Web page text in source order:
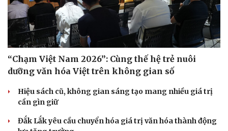
“Chạm Việt Nam 2026”: Cùng thế hệ trẻ nuôi
dưỡng văn hóa Việt trên không gian số
Hiệu sách cũ, không gian sáng tạo mang nhiều giá trị
cần gìn giữ
Đắk Lắk yêu cầu chuyển hóa giá trị văn hóa thành động